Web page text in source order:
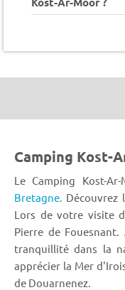
Camping Kost-
Le Camping Kost-Ar-
Bretagne. Découvrez
Lors de votre visite
Pierre de
tranquillité dans la
apprécier la Mer
de Douarnenez.